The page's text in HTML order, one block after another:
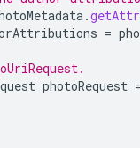
.
=
photoRequest